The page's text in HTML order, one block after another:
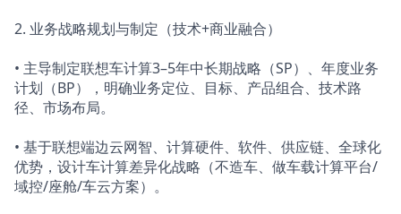
2. 业务战略规划与制定（技术+商业融合）
• 主导制定联想车计算3–5年中长期战略（SP）、年度业务
计划（BP），明确业务定位、目标、产品组合、技术路
径、市场布局。
• 基于联想端边云网智、计算硬件、软件、供应链、全球化
优势，设计车计算差异化战略（不造车、做车载计算平台/
域控/座舱/车云方案）。